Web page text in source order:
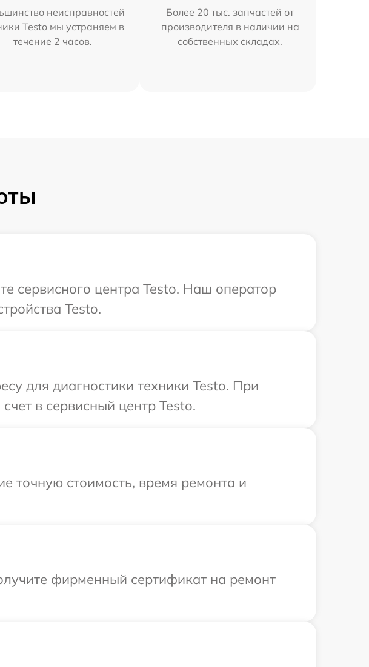
неисправностей
Testo мы устраняем в
течение 2 часов.
Более 20 тыс. запчастей от
производителя в наличии на
собственных складах.
сервисного центра Testo. Наш оператор
Testo.
для диагностики техники Testo. При
в сервисный центр Testo.
точную стоимость, время ремонта и
фирменный сертификат на ремонт